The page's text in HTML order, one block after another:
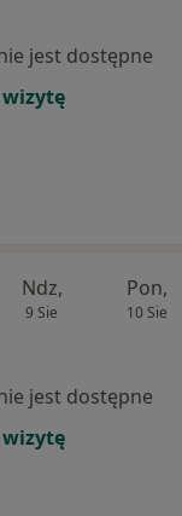
jest dostępne
wizytę
Ndz,
9 Sie
Pon,
10 Sie
jest dostępne
wizytę